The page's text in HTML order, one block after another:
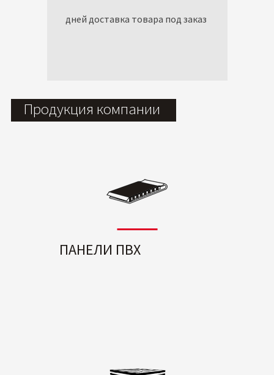
дней доставка товара под заказ
Продукция компании
ПАНЕЛИ ПВХ